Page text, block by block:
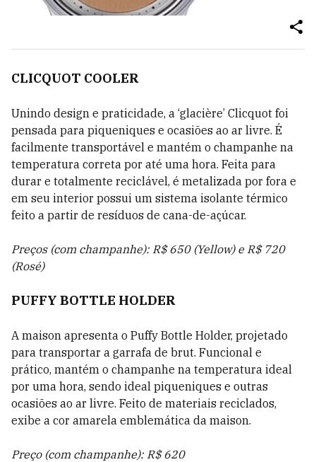
CLICQUOT COOLER
Unindo design e praticidade, a ‘glacière’ Clicquot foi
pensada para piqueniques e ocasiões ao ar livre. É
facilmente transportável e mantém o champanhe na
temperatura correta por até uma hora. Feita para
durar e totalmente reciclável, é metalizada por fora e
em seu interior possui um sistema isolante térmico
feito a partir de resíduos de cana-de-açúcar.
Preços (com champanhe): R$ 650 (Yellow) e R$ 720
(Rosé)
PUFFY BOTTLE HOLDER
A maison apresenta o Puffy Bottle Holder, projetado
para transportar a garrafa de brut. Funcional e
prático, mantém o champanhe na temperatura ideal
por uma hora, sendo ideal piqueniques e outras
ocasiões ao ar livre. Feito de materiais reciclados,
exibe a cor amarela emblemática da maison.
Preço (com champanhe): R$ 620